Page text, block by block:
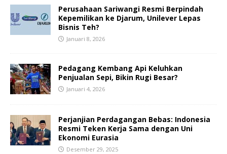
Perusahaan Sariwangi Resmi Berpindah
Kepemilikan ke Djarum, Unilever Lepas
Bisnis Teh?
Januari 8, 2026
Pedagang Kembang Api Keluhkan
Penjualan Sepi, Bikin Rugi Besar?
Januari 4, 2026
Perjanjian Perdagangan Bebas: Indonesia
Resmi Teken Kerja Sama dengan Uni
Ekonomi Eurasia
Desember 29, 2025